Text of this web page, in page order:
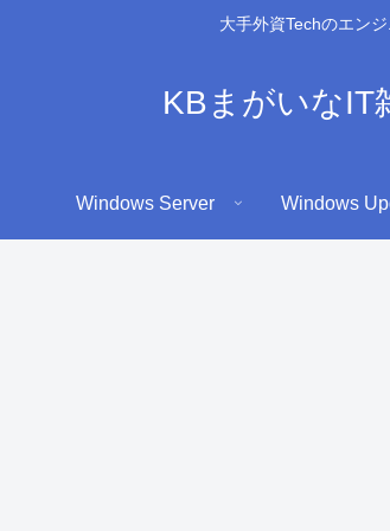
大手外資Techのエン
KBまがいなIT
Windows Server Windows